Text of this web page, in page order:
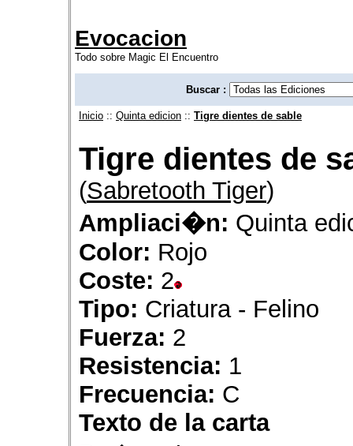
Evocacion
Todo sobre Magic El Encuentro
Buscar :
Inicio :: Quinta edicion :: Tigre dientes de sable
Tigre dientes de
(Sabretooth Tiger)
Ampliaci�n: Quinta
Color: Rojo
Coste: 2
Tipo: Criatura - Felino
Fuerza: 2
Resistencia: 1
Frecuencia: C
Texto de la carta